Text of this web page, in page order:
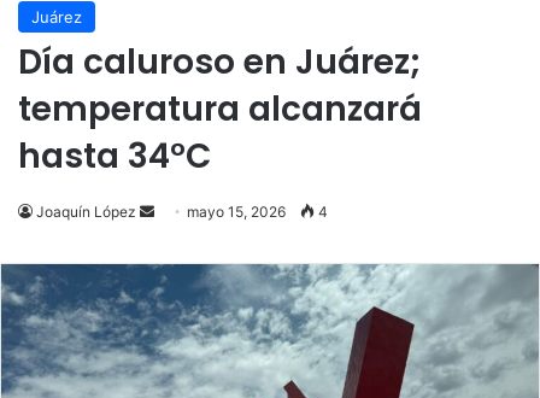
Juárez
Día caluroso en Juárez;
temperatura alcanzará
hasta 34°C
Joaquín López
Send
email
mayo 15, 2026 4